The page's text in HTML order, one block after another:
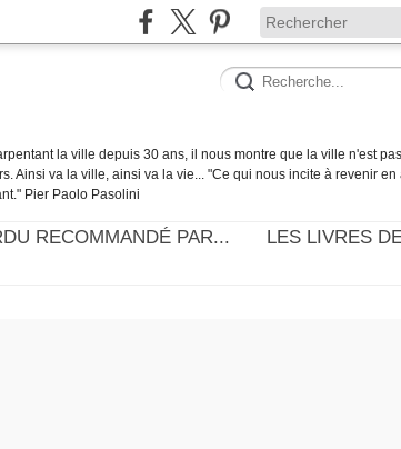
la ville depuis 30 ans, il nous montre que la ville n'est
Ainsi va la ville, ainsi va la vie... "Ce qui nous incite à revenir
Pier Paolo Pasolini
RECOMMANDÉ PAR...
LES LIVRES